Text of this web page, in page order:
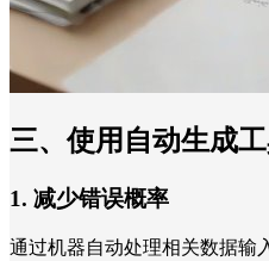
三、使用自动生成
1. 减少错误概率
通过机器自动处理相关数据输